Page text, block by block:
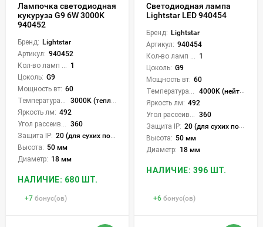
Лампочка светодиодная
кукуруза G9 6W 3000K
940452
Бренд: Lightstar
Артикул: 940452
1
Цоколь: G9
Мощность вт: 60
3000K (теплый)
Яркость лм: 492
360
Защита IP: 20 (для сухих пом.)
Высота: 50 мм
Диаметр: 18 мм
НАЛИЧИЕ: 680 ШТ.
+7 бонус(ов)
Светодиодная лампа
Lightstar LED 940454
Бренд: Lightstar
Артикул: 940454
1
Цоколь: G9
Мощность вт: 60
4000K (нейтральный)
Яркость лм: 492
360
Защита IP: 20 (для сухих пом.)
Высота: 50 мм
Диаметр: 18 мм
НАЛИЧИЕ: 396 ШТ.
+6 бонус(ов)